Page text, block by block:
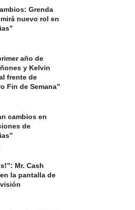
Grenda
nuevo rol en
año de
y Kelvin
frente de
Fin de Semana”
cambios en
de
Mr. Cash
la pantalla de